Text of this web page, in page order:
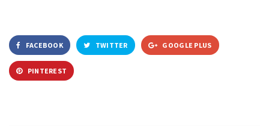
FACEBOOK TWITTER GOOGLE PLUS
PINTEREST